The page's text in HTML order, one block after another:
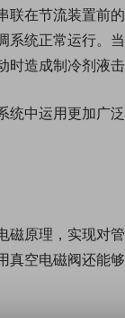
联在节流装置前
统正常运行。
造成制冷剂液击
中运用更加广
原理，实现对
真空电磁阀还能